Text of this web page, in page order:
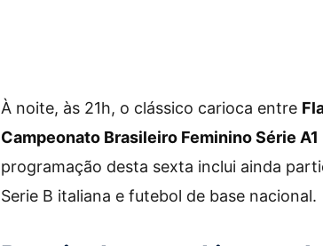
À noite, às 21h, o clássico carioca entre
Campeonato Brasileiro Feminino Série A1
programação desta sexta inclui ainda
Serie B italiana e futebol de base nacional.